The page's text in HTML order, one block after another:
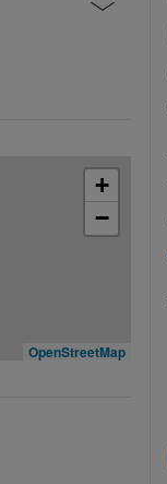
+
−
OpenStreetMap